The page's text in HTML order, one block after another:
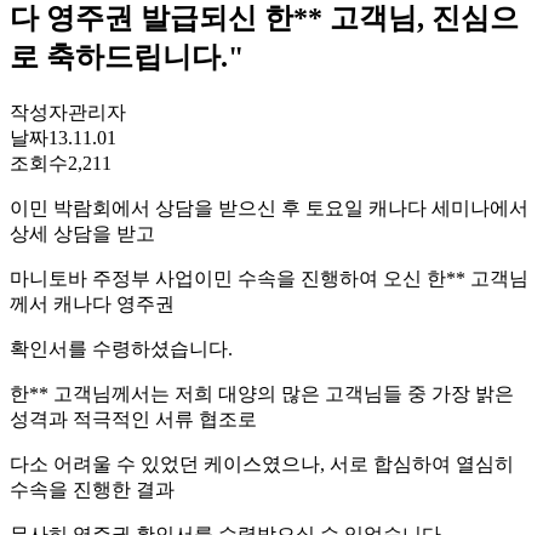
다 영주권 발급되신 한** 고객님, 진심으
로 축하드립니다."
작성자관리자
날짜13.11.01
조회수2,211
이민 박람회에서 상담을 받으신 후 토요일 캐나다 세미나에서
상세 상담을 받고
마니토바 주정부 사업이민 수속을 진행하여 오신 한** 고객님
께서 캐나다 영주권
확인서를 수령하셨습니다.
한** 고객님께서는 저희 대양의 많은 고객님들 중 가장 밝은
성격과 적극적인 서류 협조로
다소 어려울 수 있었던 케이스였으나, 서로 합심하여 열심히
수속을 진행한 결과